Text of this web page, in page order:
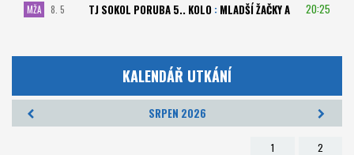
MŽA 8. 5 TJ SOKOL PORUBA 5.. KOLO : MLADŠÍ ŽAČKY A 20:25
KALENDÁŘ UTKÁNÍ
SRPEN 2026
1
2